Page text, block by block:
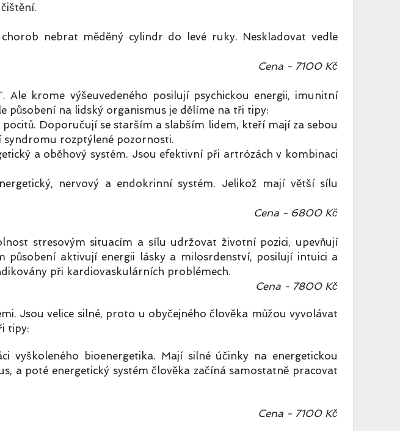
nebrat měděný cylindr do levé ruky. Neskladovat vedle
Cena - 7100 Kč
Ale krome výšeuvedeného posilují psychickou energii, imunitní
působení na lidský organismus je dělíme na tři tipy:
Doporučují se starším a slabším lidem, kteří mají za sebou
rozptýlené pozornosti.
a oběhový systém. Jsou efektivní při artrózách v kombinaci
nervový a endokrinní systém. Jelikož mají větší sílu
Cena - 6800 Kč
stresovým situacím a sílu udržovat životní pozici, upevňují
působení aktivují energii lásky a milosrdenství, posilují intuici a
při kardiovaskulárních problémech.
Cena - 7800 Kč
Jsou velice silné, proto u obyčejného člověka můžou vyvolávat
tipy:
vyškoleného bioenergetika. Mají silné účinky na energetickou
a poté energetický systém člověka začíná samostatně pracovat
Cena - 7100 Kč